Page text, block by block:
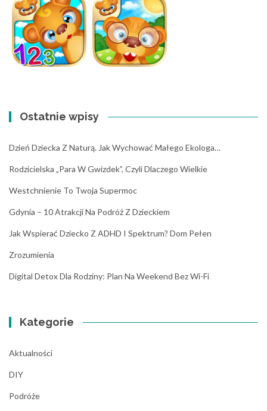
Ostatnie wpisy
Dzień Dziecka Z Naturą. Jak Wychować Małego Ekologa…
Rodzicielska „para W Gwizdek”, Czyli Dlaczego Wielkie
Westchnienie To Twoja Supermoc
Gdynia – 10 Atrakcji Na Podróż Z Dzieckiem
Jak Wspierać Dziecko Z ADHD I Spektrum? Dom Pełen
Zrozumienia
Digital Detox Dla Rodziny: Plan Na Weekend Bez Wi-Fi
Kategorie
Aktualności
DIY
Podróże